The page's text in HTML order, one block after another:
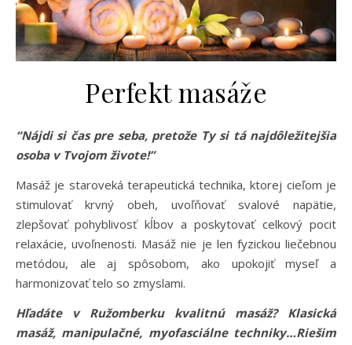
Perfekt masáže
“Nájdi si čas pre seba, pretože Ty si tá najdôležitejšia
osoba v Tvojom živote!”
Masáž je staroveká terapeutická technika, ktorej cieľom je
stimulovať krvný obeh, uvoľňovať svalové napätie,
zlepšovať pohyblivosť kĺbov a poskytovať celkový pocit
relaxácie, uvoľnenosti. Masáž nie je len fyzickou liečebnou
metódou, ale aj spôsobom, ako upokojiť myseľ a
harmonizovať telo so zmyslami.
Hľadáte v Ružomberku kvalitnú masáž? Klasická
masáž, manipulačné, myofasciálne techniky…Riešim